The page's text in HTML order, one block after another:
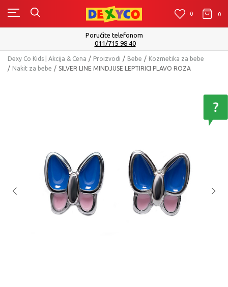
0 0 0
Poručite telefonom
011/715 98 40
Dexy Co Kids | Akcija & Cena Proizvodi Bebe
Kozmetika za bebe
Nakit za bebe
SILVER LINE MINDJUSE LEPTIRICI PLAVO ROZA